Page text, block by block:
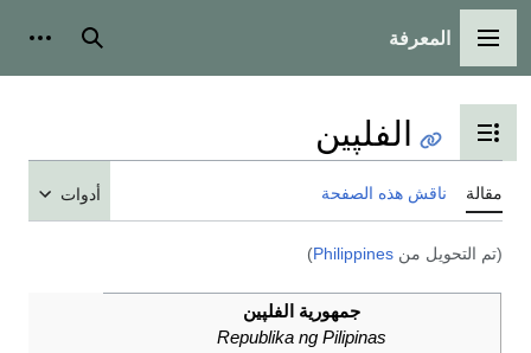
القائمة الرئيسية
المعرفة بحث
تبديل عرض جدول المحتويات
الفلپين
مقالة ناقش هذه الصفحة أدوات
(تم التحويل من Philippines
)
جمهورية الفلپين
Republika ng Pilipinas